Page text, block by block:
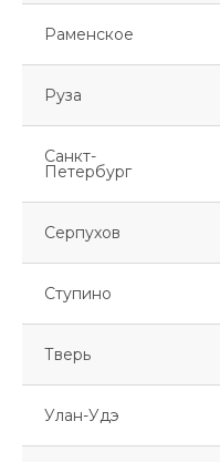
Раменское
Руза
Санкт-
Петербург
Серпухов
Ступино
Тверь
Улан-Удэ